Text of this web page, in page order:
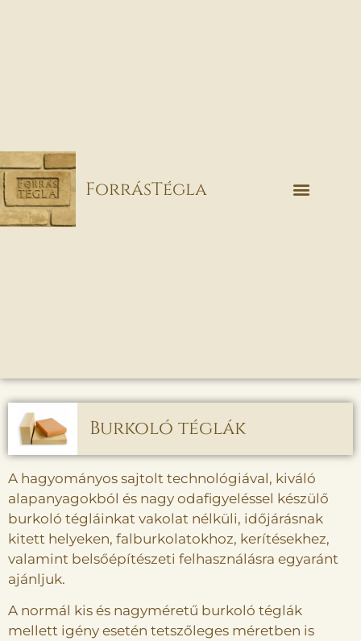
ForrásTégla
Burkoló téglák
A hagyományos sajtolt technológiával, kiváló
alapanyagokból és nagy odafigyeléssel készülő
burkoló tégláinkat vakolat nélküli, időjárásnak
kitett helyeken, falburkolatokhoz, kerítésekhez,
valamint belsőépítészeti felhasználásra egyaránt
ajánljuk.
A normál kis és nagyméretű burkoló téglák
mellett igény esetén tetszőleges méretben is